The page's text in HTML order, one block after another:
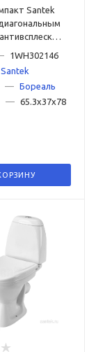
Santek
1WH302146
Santek
—
Бореаль
— 65.3x37x78